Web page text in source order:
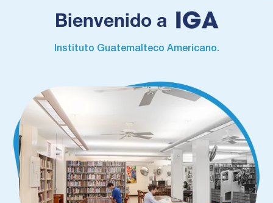
Bienvenido a
Instituto Guatemalteco Americano.